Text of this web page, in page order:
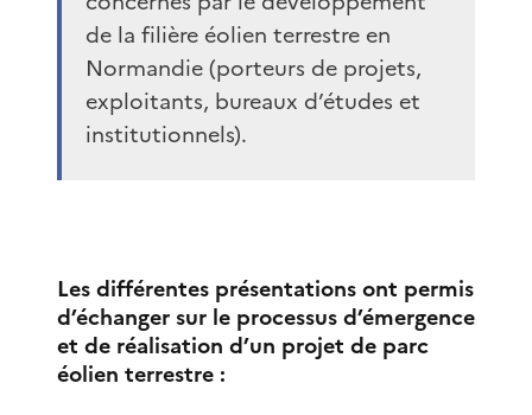
de la filière éolien terrestre en
Normandie (porteurs de projets,
exploitants, bureaux d’études et
institutionnels).
Les différentes présentations ont permis
d’échanger sur le processus d’émergence
et de réalisation d’un projet de parc
éolien terrestre :